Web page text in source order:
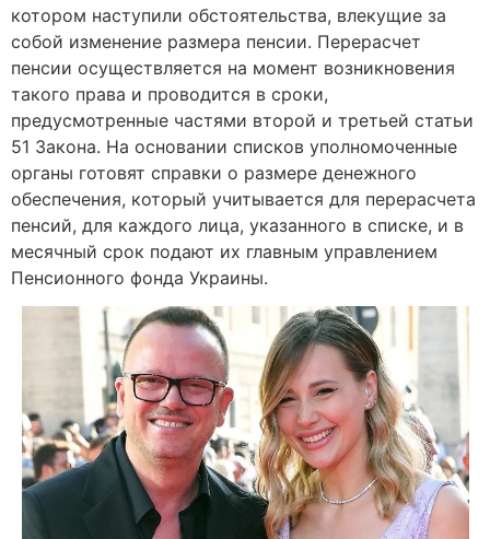
котором наступили обстоятельства, влекущие за
собой изменение размера пенсии. Перерасчет
пенсии осуществляется на момент возникновения
такого права и проводится в сроки,
предусмотренные частями второй и третьей статьи
51 Закона. На основании списков уполномоченные
органы готовят справки о размере денежного
обеспечения, который учитывается для перерасчета
пенсий, для каждого лица, указанного в списке, и в
месячный срок подают их главным управлением
Пенсионного фонда Украины.